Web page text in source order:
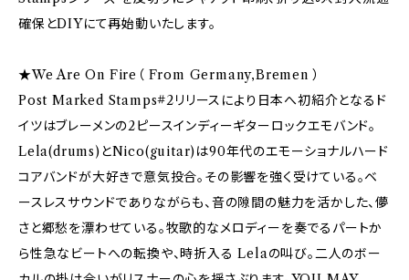
確保とDIYにて再始動いたします。
★We Are On Fire（ From Germany,Bremen ）
Post Marked Stamps#2リリースにより⽇本へ初紹介となるド
イツはブレーメンの2ピースインディーギターロックエモバンド。
Lela(drums)とNico(guitar)は90年代のエモーショナルハード
コアバンドが⼤好きで意気投合。その影響を強く受けている。ベ
ースレスサウンドでありながらも、⾳の隙間の魅⼒を活かした、儚
さと郷愁を漂わせている。牧歌的なメロディーを奏でるパートか
ら性急なビートへの転換や、時折⼊る Lelaの叫び。⼆⼈のボー